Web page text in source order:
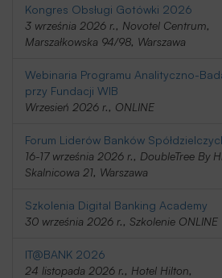
Kongres Obsługi Gotówki 2026
3 września 2026 r., Novotel Centrum,
Marszałkowska 94/98, Warszawa
Webinaria Programu Analityczno-
przy Fundacji WIB
Wrzesień 2026 r., ONLINE
Forum Liderów Banków
16-17 września 2026 r., DoubleTree By
Skalnicowa 21, Warszawa
Szkolenia Digital Banking Academy
30 września 2026 r., Szkolenie ONLINE
IT@BANK 2026
24 listopada 2026 r., Hotel Hilton,